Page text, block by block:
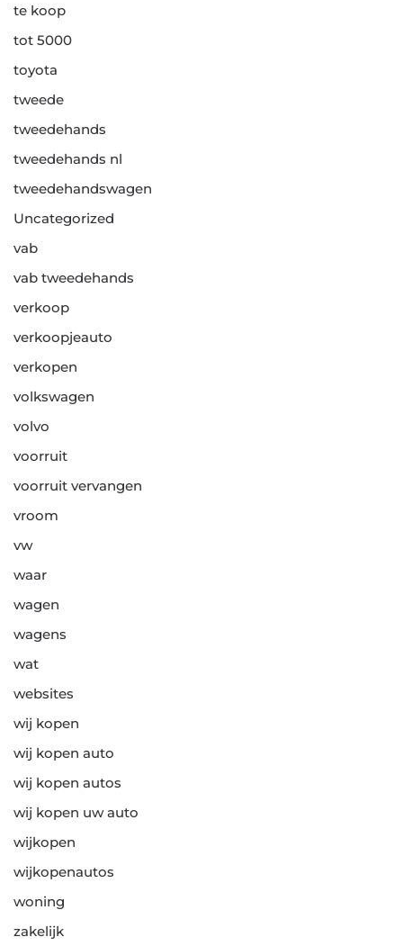
te koop
tot 5000
toyota
tweede
tweedehands
tweedehands nl
tweedehandswagen
Uncategorized
vab
vab tweedehands
verkoop
verkoopjeauto
verkopen
volkswagen
volvo
voorruit
voorruit vervangen
vroom
vw
waar
wagen
wagens
wat
websites
wij kopen
wij kopen auto
wij kopen autos
wij kopen uw auto
wijkopen
wijkopenautos
woning
zakelijk